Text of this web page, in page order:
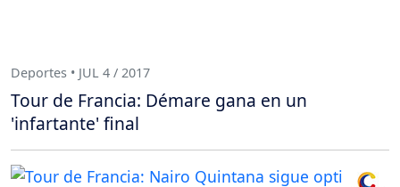
Deportes • JUL 4 / 2017
Tour de Francia: Démare gana en un
'infartante' final